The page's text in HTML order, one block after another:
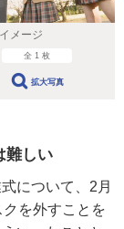
メージ
全 1 枚
拡大写真
難しい
について、2月
を外すことを